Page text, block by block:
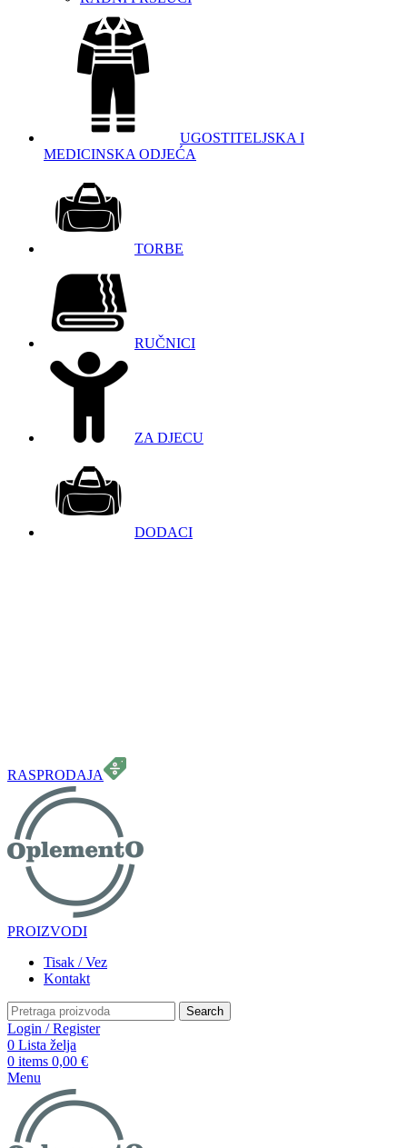
UGOSTITELJSKA I
MEDICINSKA ODJEĆA
TORBE
RUČNICI
ZA DJECU
DODACI
RASPRODAJA
PROIZVODI
Tisak / Vez
Kontakt
Search
Login / Register
0 Lista želja
0 items 0,00 €
Menu